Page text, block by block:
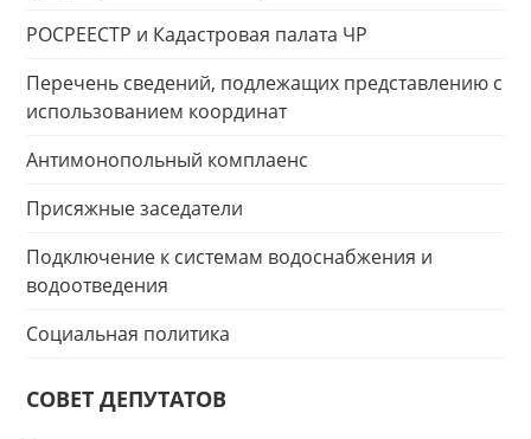
РОСРЕЕСТР и Кадастровая палата ЧР
Перечень сведений, подлежащих представлению с
использованием координат
Антимонопольный комплаенс
Присяжные заседатели
Подключение к системам водоснабжения и
водоотведения
Социальная политика
СОВЕТ ДЕПУТАТОВ